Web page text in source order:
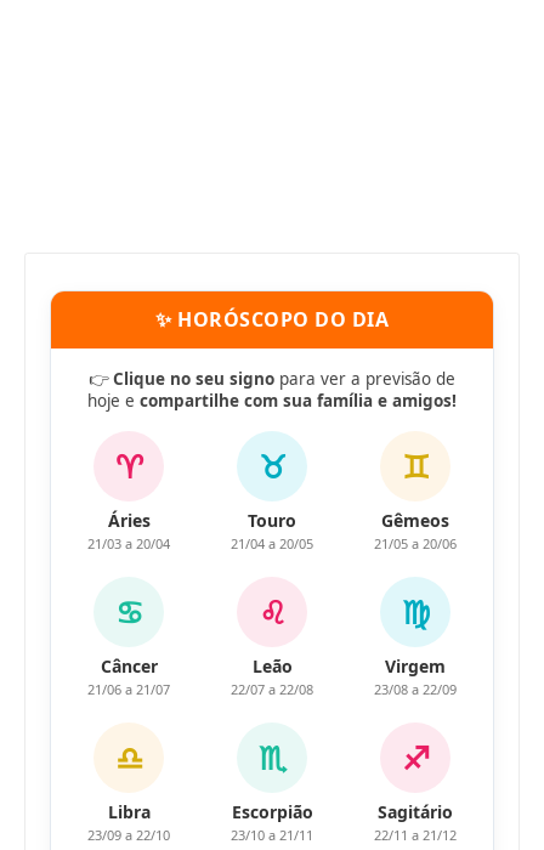
✨ HORÓSCOPO DO DIA
👉Clique no seu signo para ver a previsão de
hoje e compartilhe com sua família e amigos!
♈
Áries
21/03 a 20/04
♉
Touro
21/04 a 20/05
♊
Gêmeos
21/05 a 20/06
♋
Câncer
21/06 a 21/07
♌
Leão
22/07 a 22/08
♍
Virgem
23/08 a 22/09
♎
Libra
23/09 a 22/10
♏
Escorpião
23/10 a 21/11
♐
Sagitário
22/11 a 21/12